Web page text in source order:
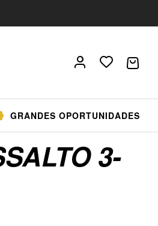
GRANDES OPORTUNIDADES
3-